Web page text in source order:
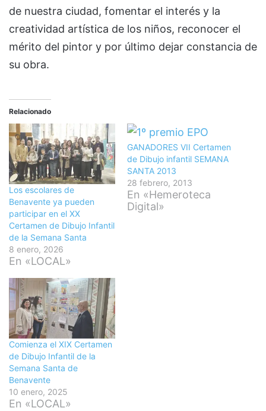
de nuestra ciudad, fomentar el interés y la
creatividad artística de los niños, reconocer el
mérito del pintor y por último dejar constancia de
su obra.
Relacionado
Los escolares de
Benavente ya pueden
participar en el XX
Certamen de Dibujo Infantil
de la Semana Santa
8 enero, 2026
En «LOCAL»
GANADORES VII Certamen
de Dibujo infantil SEMANA
SANTA 2013
28 febrero, 2013
En «Hemeroteca
Digital»
Comienza el XIX Certamen
de Dibujo Infantil de la
Semana Santa de
Benavente
10 enero, 2025
En «LOCAL»